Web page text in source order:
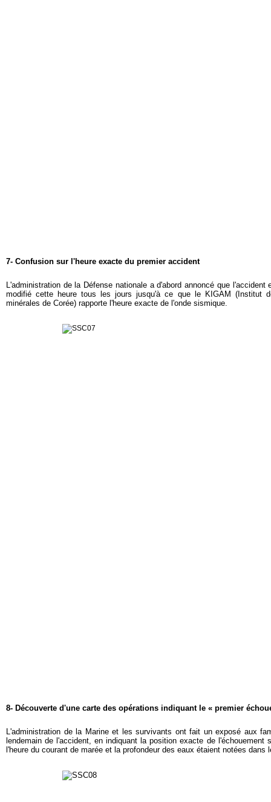
7- Confusion sur l'heure exacte du premier accident
L'administration de la Défense nationale a d'abord annoncé que
modifié cette heure tous les jours jusqu'à ce que le KIGAM (Institut
minérales de Corée) rapporte l'heure exacte de l'onde sismique.
8- Découverte d'une carte des opérations indiquant le « premier
L'administration de la Marine et les survivants ont fait un exposé aux
lendemain de l'accident, en indiquant la position exacte de l'échouement
l'heure du courant de marée et la profondeur des eaux étaient notées dans